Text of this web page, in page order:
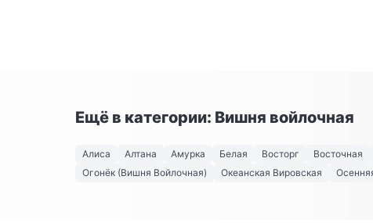
Ещё в категории: Вишня войлочная
Алиса Алтана Амурка Белая Восторг Восточная
Огонёк (Вишня Войлочная)
Океанская Вировская